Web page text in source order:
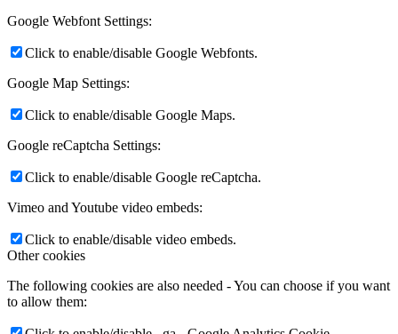
Google Webfont Settings:
Click to enable/disable Google Webfonts.
Google Map Settings:
Click to enable/disable Google Maps.
Google reCaptcha Settings:
Click to enable/disable Google reCaptcha.
Vimeo and Youtube video embeds:
Click to enable/disable video embeds.
Other cookies
The following cookies are also needed - You can choose if you want
to allow them: